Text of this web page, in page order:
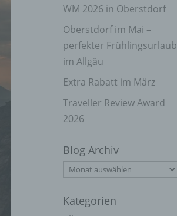
WM 2026 in Oberstdorf
Oberstdorf im Mai –
perfekter Frühlingsurlaub
im Allgäu
Extra Rabatt im März
Traveller Review Award
2026
Blog Archiv
Blog
Kategorien